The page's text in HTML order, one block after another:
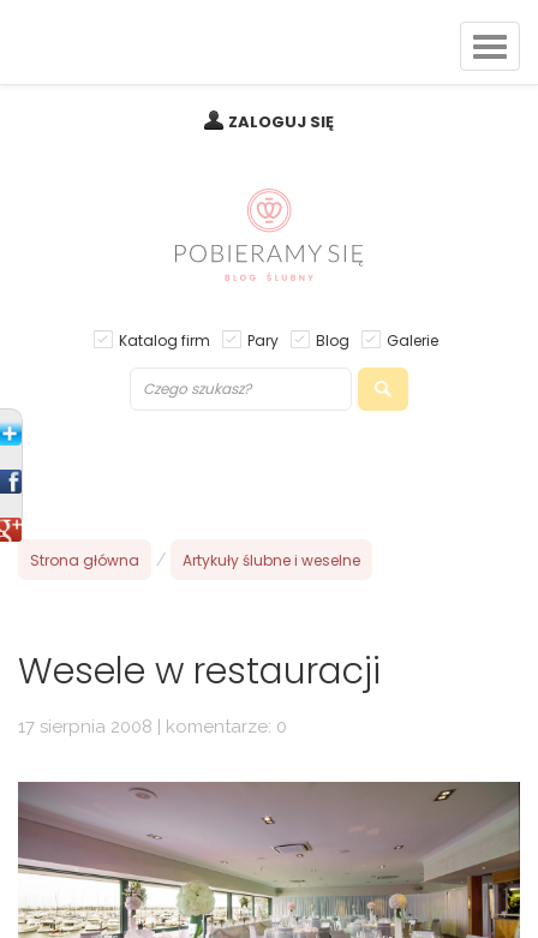
ZALOGUJ SIĘ
Katalog firm Pary Blog Galerie
Strona główna / Artykuły ślubne i weselne
Wesele w restauracji
17 sierpnia 2008 | komentarze: 0